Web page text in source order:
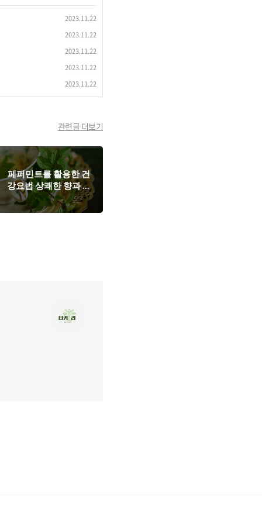
2023.11.22
2023.11.22
2023.11.22
2023.11.22
2023.11.22
관련글 더보기
페퍼민트를 활용한 건
강요법 상쾌한 향과 다
양한 효능으로 몸과 마
음을 치유하다